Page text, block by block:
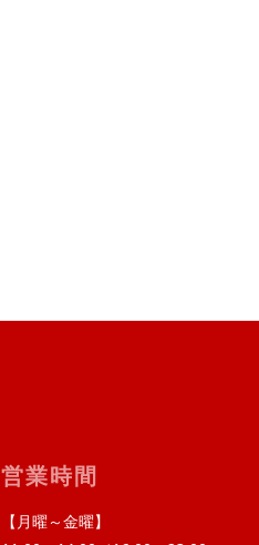
営業時間
【月曜～金曜】